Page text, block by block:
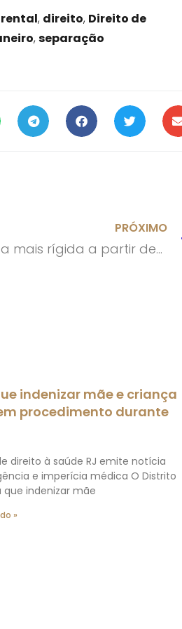
, direito, Direito de
,separação
PRÓXIMO
Lei Seca fica mais rígida a partir desta quarta
indenizar mãe e criança
procedimento durante
direito à saúde RJ emite notícia
e imperícia médica O Distrito
que indenizar mãe
»